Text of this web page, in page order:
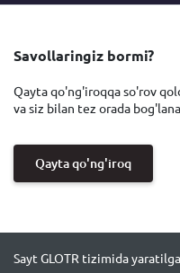
Savollaringiz bormi?
Qayta qo'ng'iroqqa so'rov
va siz bilan tez orada
Qayta qo'ng'iroq
Sayt GLOTR tizimida